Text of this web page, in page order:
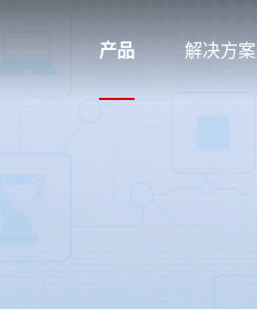
产品 解决方案